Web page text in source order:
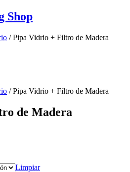
Shop
/ Pipa Vidrio + Filtro de Madera
/ Pipa Vidrio + Filtro de Madera
de Madera
Limpiar